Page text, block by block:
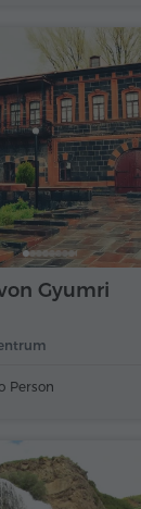
Gyumri
Person